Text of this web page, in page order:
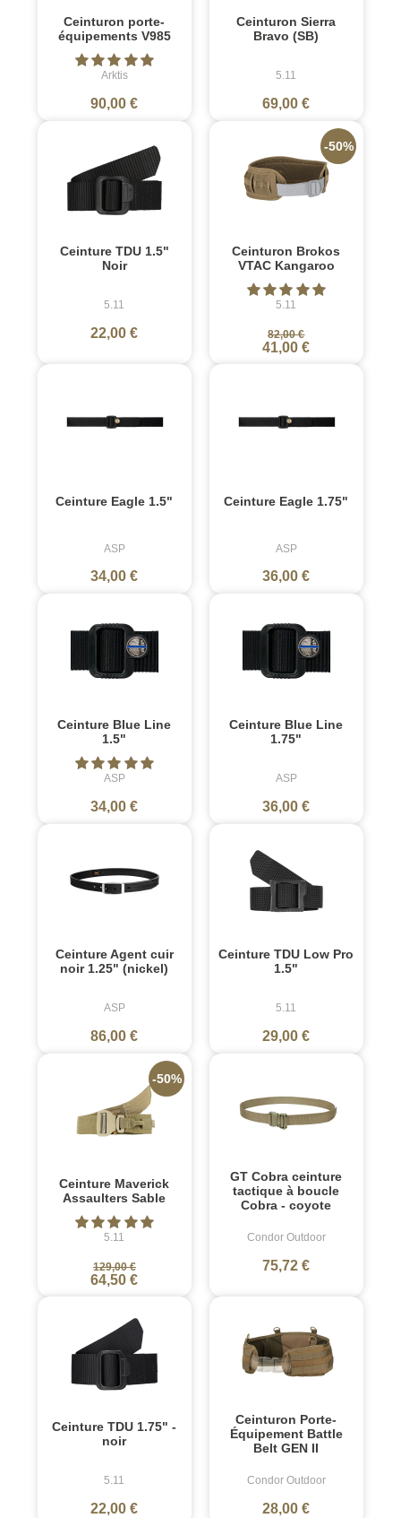
Ceinturon porte-
équipements V985
Arktis
90,00 €
Ceinturon Sierra
Bravo (SB)
5.11
69,00 €
Ceinture TDU 1.5"
Noir
5.11
22,00 €
Ceinturon Brokos
VTAC Kangaroo
5.11
82,00 €
41,00 €
-50%
Ceinture Eagle 1.5"
ASP
34,00 €
Ceinture Eagle 1.75"
ASP
36,00 €
Ceinture Blue Line
1.5"
ASP
34,00 €
Ceinture Blue Line
1.75"
ASP
36,00 €
Ceinture Agent cuir
noir 1.25" (nickel)
ASP
86,00 €
Ceinture TDU Low Pro
1.5"
5.11
29,00 €
Ceinture Maverick
Assaulters Sable
5.11
129,00 €
64,50 €
-50%
GT Cobra ceinture
tactique à boucle
Cobra - coyote
Condor Outdoor
75,72 €
Ceinture TDU 1.75" -
noir
5.11
22,00 €
Ceinturon Porte-
Équipement Battle
Belt GEN II
Condor Outdoor
28,00 €